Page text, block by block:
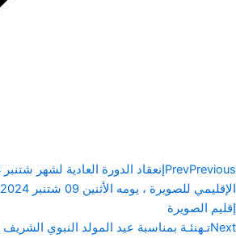
PrevPrevious
إقليم الصويرة
Nextتـهنئـة بمناسبة عيد المولد النبوي